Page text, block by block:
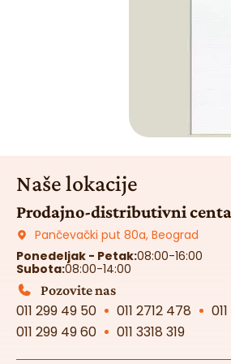
Naše lokacije
Prodajno-distributivni
Pančevački put 80a, Beograd
Ponedeljak - Petak:08:00-16:00
Subota:08:00-14:00
Pozovite nas
011 299 49 50 011 2712 478
011 299 49 60
011 3318 319